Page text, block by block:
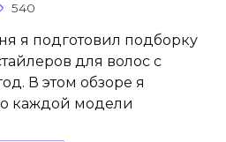
540
я подготовил подборку
для волос с
В этом обзоре я
каждой модели